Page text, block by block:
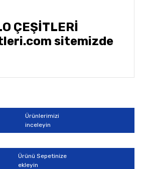
ÇEŞİTLERİ
sitemizde
Yorum Yaz
resim, ürün açıklamalarında ve
için teşekkür ederiz.
bozuk veya görüntülenemiyor.
eksik bilgiler bulunuyor.
hatalar bulunuyor.
Ürünlerimizi
inceleyin
Ürünü Sepetinize
ekleyin